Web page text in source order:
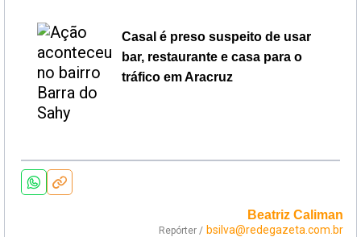
Casal é preso suspeito de usar
bar, restaurante e casa para o
tráfico em Aracruz
Beatriz Caliman
Repórter / bsilva@redegazeta.com.br